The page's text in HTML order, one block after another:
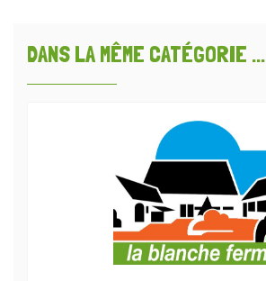
DANS LA MÊME CATÉGORIE ...